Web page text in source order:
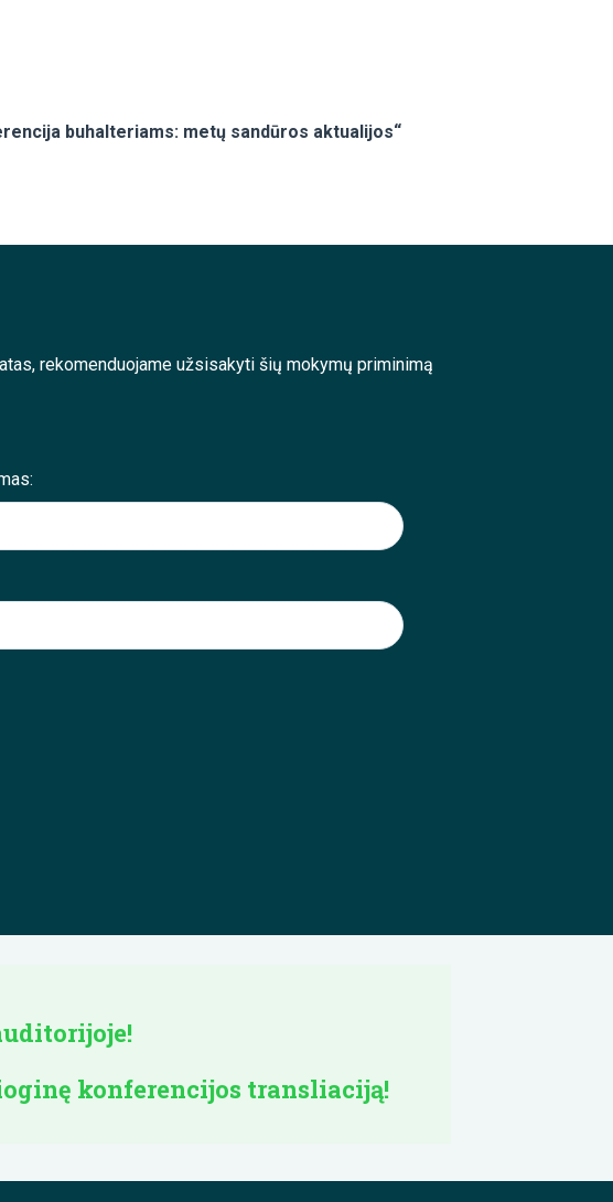
buhalteriams: metų sandūros aktualijos“
rekomenduojame užsisakyti šių mokymų priminimą
konferencijos transliaciją!